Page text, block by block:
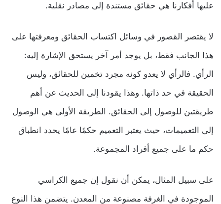
عليها أفكارنا هي حقائق مستندة إلى مصادر نقلية.
لا يقتصر القصور في وسائل اكتساب الحقائق ومعرفتها على
هذا الجانب فقط، بل يوجد أمر آخر يستحق الإشارة إليه:
الرأي. فالرأي لا يعدو كونه مجرد تخمين للحقائق، وليس
الحقيقة في حد ذاتها. وهذا يقودنا إلى الحديث عن أهم
طريقتين للوصول إلى الحقائق. الطريقة الأولى هي الوصول
إلى التعميمات، حيث يعتبر التعميم حكمًا عامًا يحدد انطباق
حكم ما على جميع أفراد المجموعة.
على سبيل المثال، يمكن أن نقول إن جميع الكراسي
الموجودة في الغرفة مصنوعة من المعدن. يتضمن هذا النوع